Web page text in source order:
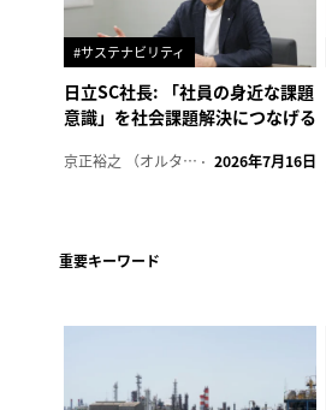
#サステナビリティ
日立SC社長: 「社員の身近な課題
意識」を社会課題解決につなげる
京正裕之 （オルタナ副編集長） 2026年7月16日
重要キーワード